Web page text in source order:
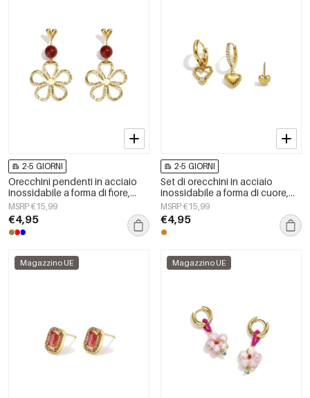
2-5 GIORNI
Orecchini pendenti in acciaio
inossidabile a forma di fiore,
serie Daily Simple, gioielli da
donna
MSRP €15,99
€4,95
2-5 GIORNI
Set di orecchini in acciaio
inossidabile a forma di cuore,
semplici, della serie Daily
Simple, gioielli da donna.
MSRP €15,99
€4,95
Magazzino UE Magazzino UE